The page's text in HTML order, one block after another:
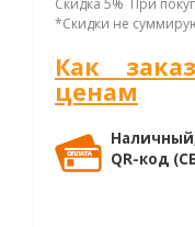
Скидка 5% При
*Скидки не
Как
ценам
QR-код